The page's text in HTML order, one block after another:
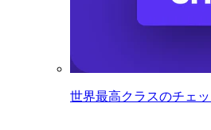
世界最高クラスのチェ